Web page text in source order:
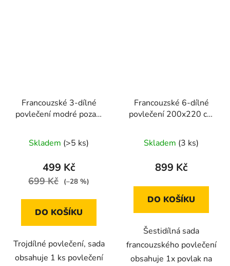
Francouzské 3-dílné
povlečení modré pozadí
Skladem (>5 ks)
499 Kč
699 Kč (–28 %)
DO KOŠÍKU
Trojdílné povlečení, sada
obsahuje 1 ks povlečení
Francouzské 6-dílné
povlečení 200x220 cm
Skladem (3 ks)
899 Kč
DO KOŠÍKU
Šestidílná sada
francouzského povlečení
obsahuje 1x povlak na